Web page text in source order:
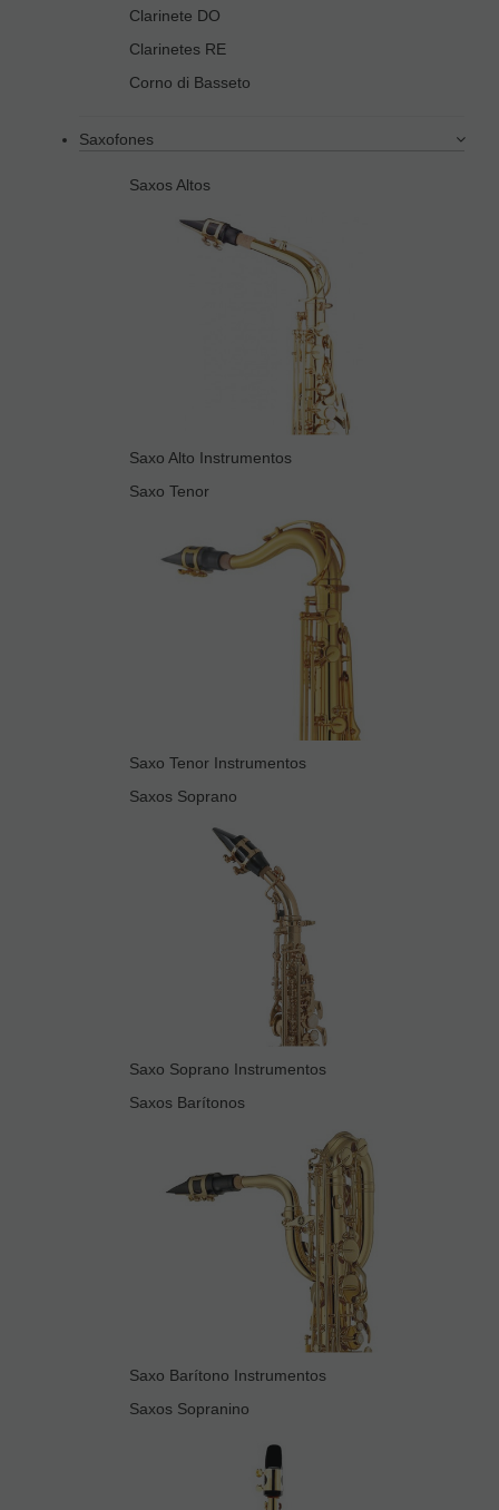
Clarinete DO
Clarinetes RE
Corno di Basseto
Saxofones
Saxos Altos
Saxo Alto Instrumentos
Saxo Tenor
Saxo Tenor Instrumentos
Saxos Soprano
Saxo Soprano Instrumentos
Saxos Barítonos
Saxo Barítono Instrumentos
Saxos Sopranino